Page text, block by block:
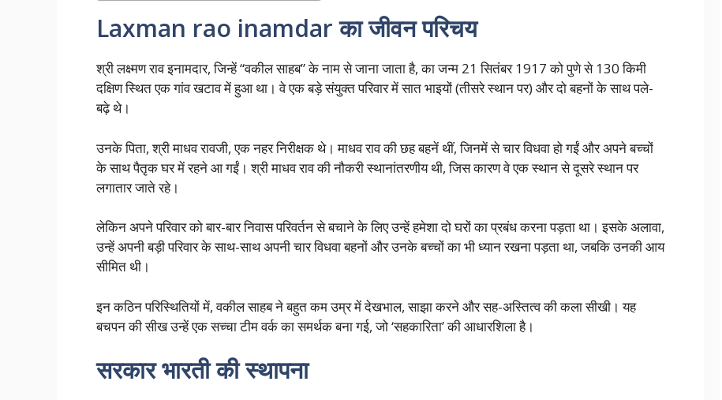
Laxman rao inamdar का जीवन परिचय
श्री लक्ष्मण राव इनामदार, जिन्हें “वकील साहब” के नाम से जाना जाता है, का जन्म 21 सितंबर 1917 को पुणे से 130 किमी
दक्षिण स्थित एक गांव खटाव में हुआ था। वे एक बड़े संयुक्त परिवार में सात भाइयों (तीसरे स्थान पर) और दो बहनों के साथ पले-
बढ़े थे।
उनके पिता, श्री माधव रावजी, एक नहर निरीक्षक थे। माधव राव की छह बहनें थीं, जिनमें से चार विधवा हो गईं और अपने बच्चों
के साथ पैतृक घर में रहने आ गईं। श्री माधव राव की नौकरी स्थानांतरणीय थी, जिस कारण वे एक स्थान से दूसरे स्थान पर
लगातार जाते रहे।
लेकिन अपने परिवार को बार-बार निवास परिवर्तन से बचाने के लिए उन्हें हमेशा दो घरों का प्रबंध करना पड़ता था। इसके अलावा,
उन्हें अपनी बड़ी परिवार के साथ-साथ अपनी चार विधवा बहनों और उनके बच्चों का भी ध्यान रखना पड़ता था, जबकि उनकी आय
सीमित थी।
इन कठिन परिस्थितियों में, वकील साहब ने बहुत कम उम्र में देखभाल, साझा करने और सह-अस्तित्व की कला सीखी। यह
बचपन की सीख उन्हें एक सच्चा टीम वर्क का समर्थक बना गई, जो ‘सहकारिता’ की आधारशिला है।
सरकार भारती की स्थापना